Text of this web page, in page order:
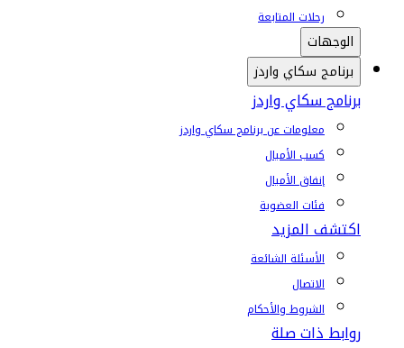
رحلات المتابعة
الوجهات
برنامج سكاي واردز
برنامج سكاي واردز
معلومات عن برنامج سكاي واردز
كسب الأميال
إنفاق الأميال
فئات العضوية
اكتشف المزيد
الأسئلة الشائعة
الاتصال
الشروط والأحكام
روابط ذات صلة